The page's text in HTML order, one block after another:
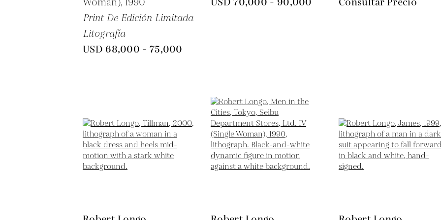
Print De Edición Limitada
Litografía
USD 68,000 - 75,000